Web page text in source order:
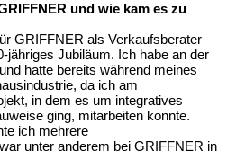
und wie kam es zu
GRIFFNER als Verkaufsberater
jähriges Jubiläum. Ich habe an der
hatte bereits während meines
da ich am
in dem es um integratives
ging, mitarbeiten konnte.
ich mehrere
unter anderem bei GRIFFNER in